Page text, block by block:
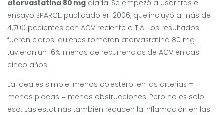
atorvastatina 80 mg diaria. Se empezó a usar tras el
ensayo SPARCL, publicado en 2006, que incluyó a más de
4.700 pacientes con ACV reciente o TIA. Los resultados
fueron claros: quienes tomaron atorvastatina 80 mg
tuvieron un 16% menos de recurrencias de ACV en casi
cinco años.
La idea es simple: menos colesterol en las arterias =
menos placas = menos obstrucciones. Pero no es solo
eso. Las estatinas también reducen la inflamación en las